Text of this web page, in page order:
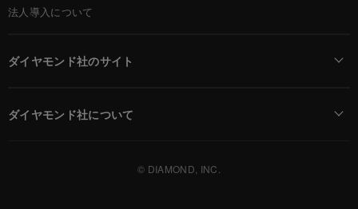
法人導入について
ダイヤモンド社のサイト
ダイヤモンド社について
© DIAMOND, INC.